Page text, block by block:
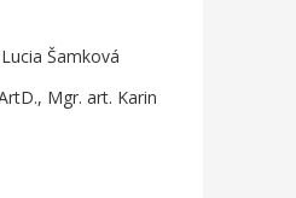
Šamková
Mgr. art. Karin